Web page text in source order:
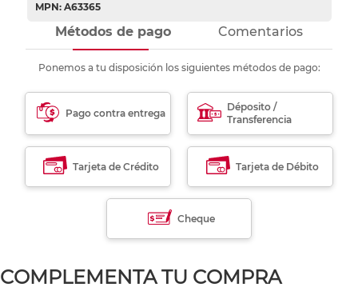
MPN: A63365
Métodos de pago Comentarios
Ponemos a tu disposición los siguientes métodos de pago:
Pago contra entrega
Déposito /
Transferencia
Tarjeta de Crédito Tarjeta de Débito
Cheque
COMPLEMENTA TU COMPRA